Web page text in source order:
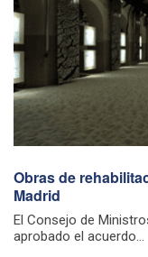
Obras de
Madrid
El Consejo de
aprobado el acuerdo...